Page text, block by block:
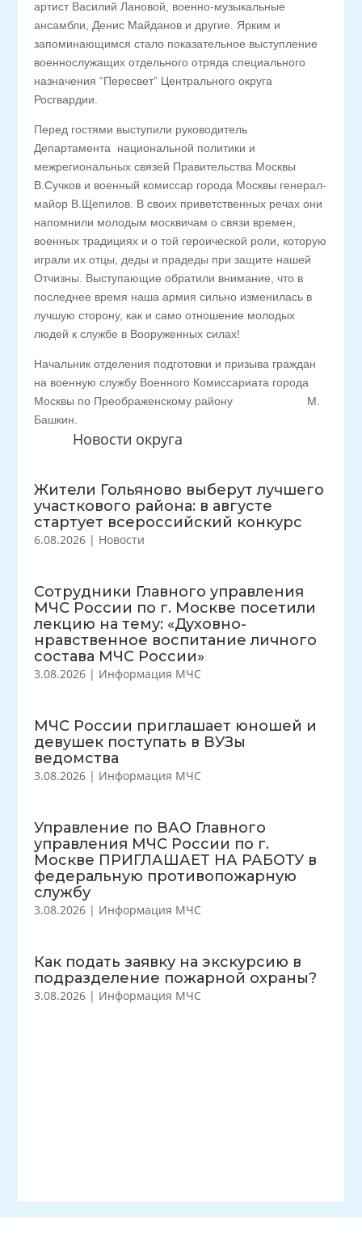
Новости округа
Жители Гольяново выберут лучшего
участкового района: в августе
стартует всероссийский конкурс
6.08.2026 | Новости
Сотрудники Главного управления
МЧС России по г. Москве посетили
лекцию на тему: «Духовно-
нравственное воспитание личного
состава МЧС России»
3.08.2026 | Информация МЧС
МЧС России приглашает юношей и
девушек поступать в ВУЗы
ведомства
3.08.2026 | Информация МЧС
Управление по ВАО Главного
управления МЧС России по г.
Москве ПРИГЛАШАЕТ НА РАБОТУ в
федеральную противопожарную
службу
3.08.2026 | Информация МЧС
Как подать заявку на экскурсию в
подразделение пожарной охраны?
3.08.2026 | Информация МЧС
артист Василий Лановой, военно-музыкальные
ансамбли, Денис Майданов и другие. Ярким и
запоминающимся стало показательное выступление
военнослужащих отдельного отряда специального
назначения “Пересвет” Центрального округа
Росгвардии.
Перед гостями выступили руководитель
Департамента национальной политики и
межрегиональных связей Правительства Москвы
В.Сучков и военный комиссар города Москвы генерал-
майор В.Щепилов. В своих приветственных речах они
напомнили молодым москвичам о связи времен,
военных традициях и о той героической роли, которую
играли их отцы, деды и прадеды при защите нашей
Отчизны. Выступающие обратили внимание, что в
последнее время наша армия сильно изменилась в
лучшую сторону, как и само отношение молодых
людей к службе в Вооруженных силах!
Начальник отделения подготовки и призыва граждан
на военную службу Военного Комиссариата города
Москвы по Преображенскому району М.
Башкин.